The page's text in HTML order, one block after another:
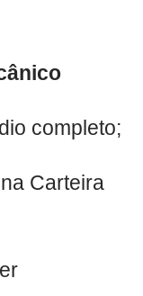
completo;
Carteira